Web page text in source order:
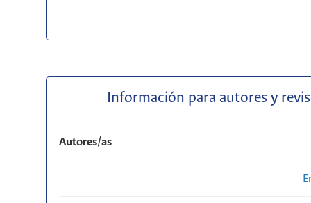
Información para autores y
Autores/as